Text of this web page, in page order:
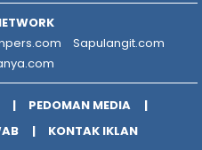
Sapulangit.com
PEDOMAN MEDIA
KONTAK IKLAN